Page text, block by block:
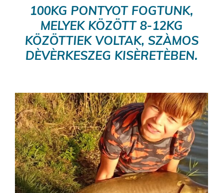
100KG PONTYOT FOGTUNK,
MELYEK KÖZÖTT 8-12KG
KÖZÖTTIEK VOLTAK, SZÀMOS
DÈVÈRKESZEG KISÈRETÈBEN.